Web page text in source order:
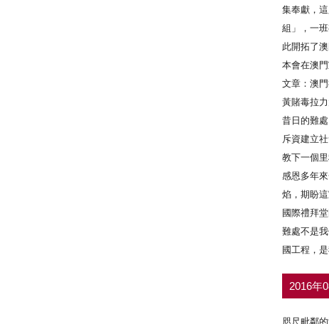
集奉獻，
組」，一
此開拓了澳
本會在澳
文章：澳
黃賭毒拉
昔日的難
斥資建立
教下一個
感恩多年
焰，期盼
國際禮拜
難處不是
國工程，
2016年
咫尺毗鄰